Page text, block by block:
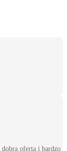
dobra oferta i bardzo